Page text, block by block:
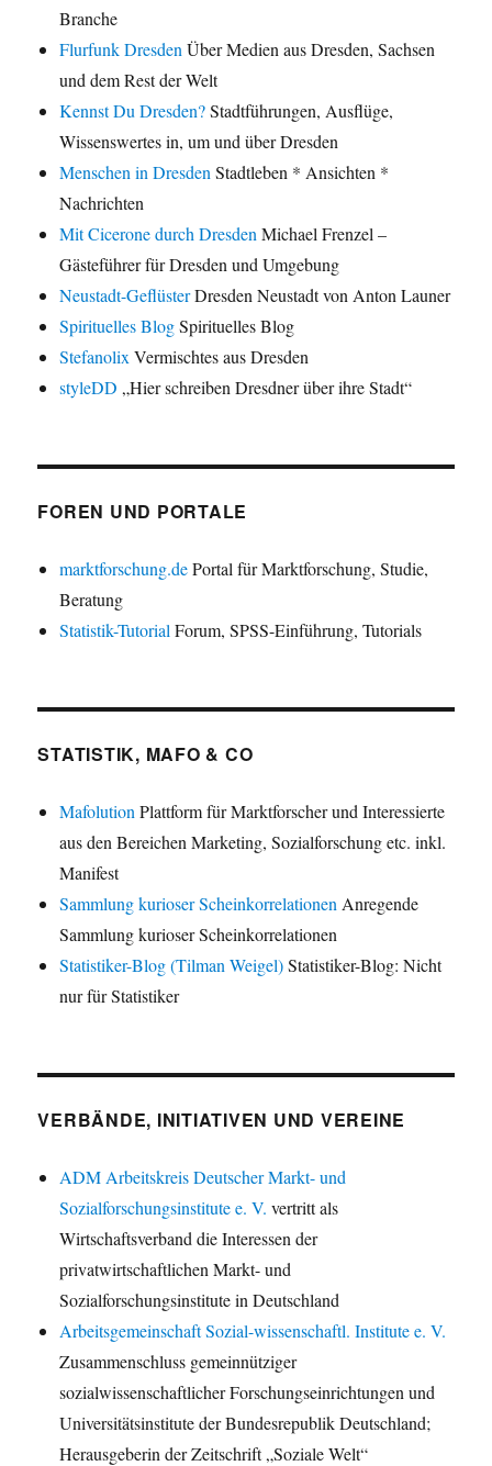
Branche
Flurfunk Dresden Über Medien aus Dresden, Sachsen
und dem Rest der Welt
Kennst Du Dresden?Stadtführungen, Ausflüge,
Wissenswertes in, um und über Dresden
Menschen in Dresden Stadtleben * Ansichten *
Nachrichten
Mit Cicerone durch Dresden Michael Frenzel –
Gästeführer für Dresden und Umgebung
Neustadt-GeflüsterDresden Neustadt von Anton Launer
Spirituelles BlogSpirituelles Blog
Stefanolix Vermischtes aus Dresden
styleDD „Hier schreiben Dresdner über ihre Stadt“
FOREN UND PORTALE
marktforschung.dePortal für Marktforschung, Studie,
Beratung
Statistik-Tutorial Forum, SPSS-Einführung, Tutorials
STATISTIK, MAFO & CO
Mafolution Plattform für Marktforscher und Interessierte
aus den Bereichen Marketing, Sozialforschung etc. inkl.
Manifest
Sammlung kurioser Scheinkorrelationen Anregende
Sammlung kurioser Scheinkorrelationen
Statistiker-Blog (Tilman Weigel)Statistiker-Blog: Nicht
nur für Statistiker
VERBÄNDE, INITIATIVEN UND VEREINE
ADM Arbeitskreis Deutscher Markt- und
Sozialforschungsinstitute e. V. vertritt als
Wirtschaftsverband die Interessen der
privatwirtschaftlichen Markt- und
Sozialforschungsinstitute in Deutschland
Arbeitsgemeinschaft Sozial-wissenschaftl. Institute e. V.
Zusammenschluss gemeinnütziger
sozialwissenschaftlicher Forschungseinrichtungen und
Universitätsinstitute der Bundesrepublik Deutschland;
Herausgeberin der Zeitschrift „Soziale Welt“